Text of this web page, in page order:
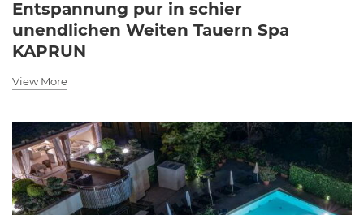
Entspannung pur in schier
unendlichen Weiten Tauern Spa
KAPRUN
View More